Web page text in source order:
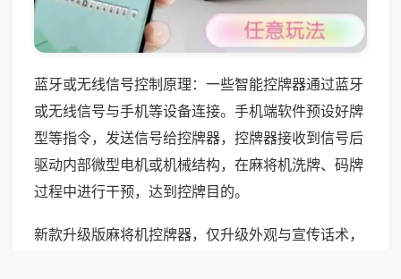
蓝牙或无线信号控制原理：一些智能控牌器通过蓝牙
或无线信号与手机等设备连接。手机端软件预设好牌
型等指令，发送信号给控牌器，控牌器接收到信号后
驱动内部微型电机或机械结构，在麻将机洗牌、码牌
过程中进行干预，达到控牌目的。
新款升级版麻将机控牌器，仅升级外观与宣传话术，